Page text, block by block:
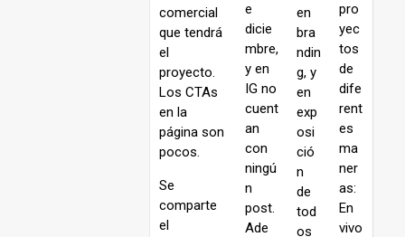
comercial
que tendrá
el
proyecto.
Los CTAs
en la
página son
pocos.
Se
comparte
el
e
dicie
mbre,
y en
IG no
cuent
an
con
ningú
n
post.
Ade
en
bra
ndin
g, y
en
exp
osi
ció
n
de
tod
os
pro
yec
tos
de
dife
rent
es
ma
ner
as:
En
vivo